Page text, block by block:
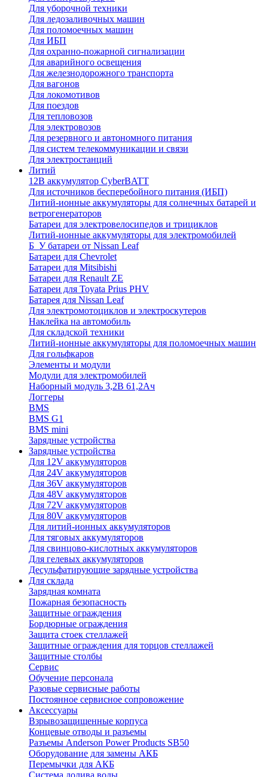
Для уборочной техники
Для ледозаливочных машин
Для поломоечных машин
Для ИБП
Для охранно-пожарной сигнализации
Для аварийного освещения
Для железнодорожного транспорта
Для вагонов
Для локомотивов
Для поездов
Для тепловозов
Для электровозов
Для резервного и автономного питания
Для систем телекоммуникации и связи
Для электростанций
Литий
12В аккумулятор CyberBATT
Для источников бесперебойного питания (ИБП)
Литий-ионные аккумуляторы для солнечных батарей и
ветрогенераторов
Батареи для электровелосипедов и трициклов
Литий-ионные аккумуляторы для электромобилей
Б_У батареи от Nissan Leaf
Батареи для Chevrolet
Батареи для Mitsibishi
Батареи для Renault ZE
Батареи для Toyata Prius PHV
Батарея для Nissan Leaf
Для электромотоциклов и электроскутеров
Наклейка на автомобиль
Для складской техники
Литий-ионные аккумуляторы для поломоечных машин
Для гольфкаров
Элементы и модули
Модули для электромобилей
Наборный модуль 3,2В 61,2Ач
Логгеры
BMS
BMS G1
BMS mini
Зарядные устройства
Зарядные устройства
Для 12V аккумуляторов
Для 24V аккумуляторов
Для 36V аккумуляторов
Для 48V аккумуляторов
Для 72V аккумуляторов
Для 80V аккумуляторов
Для литий-ионных аккумуляторов
Для тяговых аккумуляторов
Для свинцово-кислотных аккумуляторов
Для гелевых аккумуляторов
Десульфатирующие зарядные устройства
Для склада
Зарядная комната
Пожарная безопасность
Защитные ограждения
Бордюрные ограждения
Защита стоек стеллажей
Защитные ограждения для торцов стеллажей
Защитные столбы
Сервис
Обучение персонала
Разовые сервисные работы
Постоянное сервисное сопровожение
Аксессуары
Взрывозащищенные корпуса
Концевые отводы и разъемы
Разъемы Anderson Power Products SB50
Оборудование для замены АКБ
Перемычки для АКБ
Система долива воды